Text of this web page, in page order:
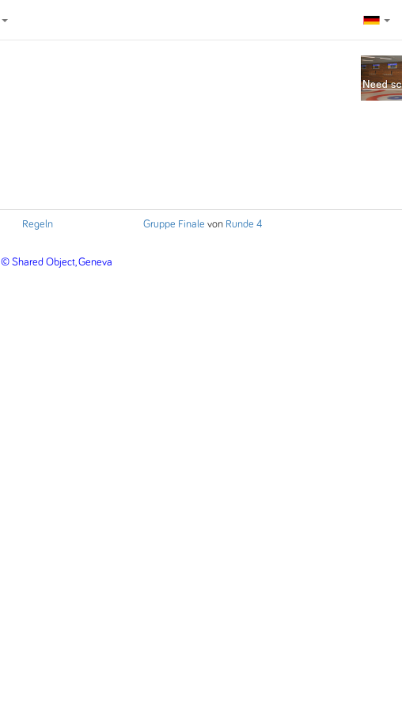
Regeln Gruppe Finale von Runde 4
© Shared Object, Geneva